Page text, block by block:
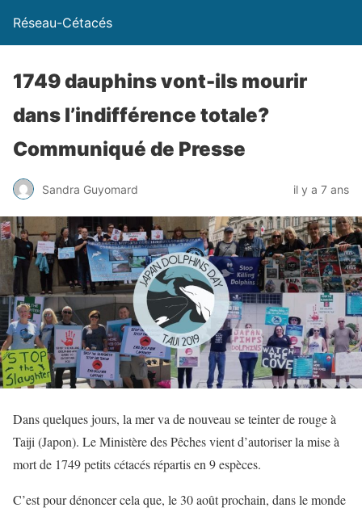
Réseau-Cétacés
1749 dauphins vont-ils mourir
dans l’indifférence totale?
Communiqué de Presse
Sandra Guyomard il y a 7 ans
Dans quelques jours, la mer va de nouveau se teinter de rouge à
Taiji (Japon). Le Ministère des Pêches vient d’autoriser la mise à
mort de 1749 petits cétacés répartis en 9 espèces.
C’est pour dénoncer cela que, le 30 août prochain, dans le monde